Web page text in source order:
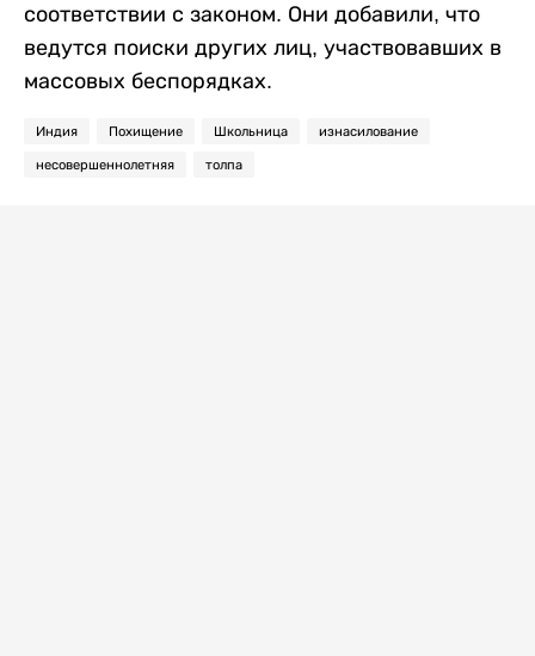
соответствии с законом. Они добавили, что
ведутся поиски других лиц, участвовавших в
массовых беспорядках.
Индия Похищение Школьница изнасилование
несовершеннолетняя толпа